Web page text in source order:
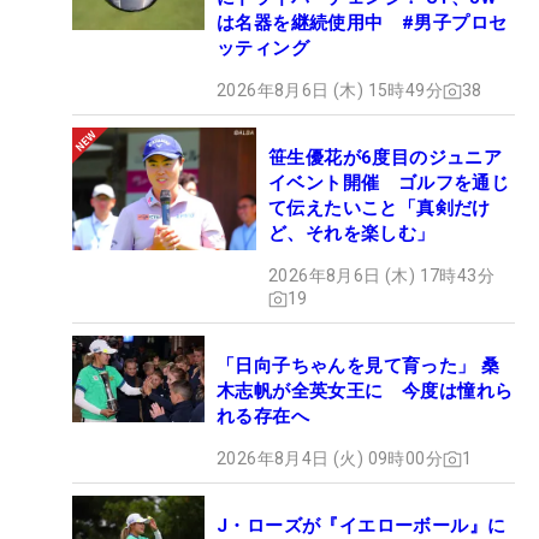
は名器を継続使用中 #男子プロセ
ッティング
2026年8月6日 (木) 15時49分 38
笹生優花が6度目のジュニア
イベント開催 ゴルフを通じ
て伝えたいこと「真剣だけ
ど、それを楽しむ」
2026年8月6日 (木) 17時43分
19
「日向子ちゃんを見て育った」 桑
木志帆が全英女王に 今度は憧れら
れる存在へ
2026年8月4日 (火) 09時00分 1
J・ローズが『イエローボール』に